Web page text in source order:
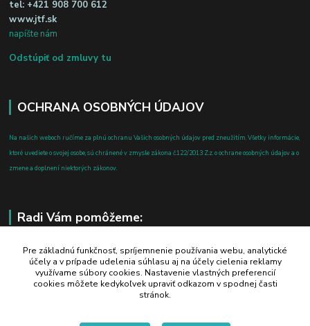
tel: +421 908 700 612
www.jtf.sk
napíšte nám
Odstúpiť od zmluvy tu
OCHRANA OSOBNÝCH ÚDAJOV
Na našich weboch ručíme za plnú ochranu Vašich osobných údajov pred zneužitím. Všetky informácie,
ktoré uvediete o svojej osobe, sú chránené v zmysle zákona č.122/2013 Z.z. o ochrane osobných údajov a o
zmene a doplnení niektorých zákonov.
Radi Vám pomôžeme:
+421 908 700 612
po-pia: 8.00 - 16.00
business@jtf.sk
Pre základnú funkčnosť, spríjemnenie používania webu, analytické
účely a v prípade udelenia súhlasu aj na účely cielenia reklamy
využívame súbory cookies. Nastavenie vlastných preferencií
cookies môžete kedykoľvek upraviť odkazom v spodnej časti
stránok.